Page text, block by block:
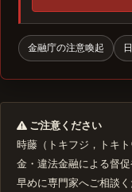
金融庁の注意喚起
ご注意ください
時藤（トキフジ，トキ
金・違法金融による督
早めに専門家へご相談く